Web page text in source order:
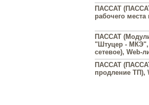
ПАССАТ
рабочего места
ПАССАТ
"Штуцер - МКЭ",
сетевое), Web-
ПАССАТ
продление ТП),